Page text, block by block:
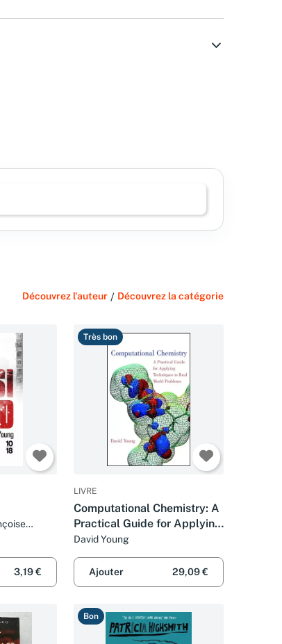
Découvrez l'auteur / Découvrez la catégorie
3,19 €
Très bon
LIVRE
Computational Chemistry: A
Practical Guide for Applying
Techniques to Real World
Problems
David Young
Ajouter 29,09 €
Bon